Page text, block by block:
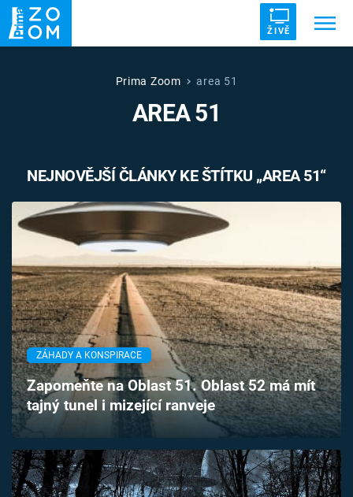
ŽIVĚ
UFO DRUHÁ SVĚTOVÁ VÁLKA
VETŘELCI DÁVNOVĚKU
Témata
Pořady
TV Program
Časopis
Sledujte prima+
Přihlášení
Prima Zoom area 51
AREA 51
NEJNOVĚJŠÍ ČLÁNKY KE ŠTÍTKU „AREA 51“
ZÁHADY A KONSPIRACE
Zapomeňte na Oblast 51. Oblast 52 má mít
tajný tunel i mizející ranveje